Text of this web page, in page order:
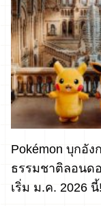
Pokémon บุกอั
ธรรมชาติลอนด
เริ่ม ม.ค. 2026 นี้!